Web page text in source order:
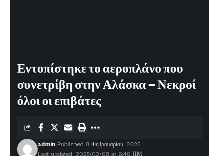
Εντοπίστηκε το αεροπλάνο που
συνετρίβη στην Αλάσκα – Νεκροί
όλοι οι επιβάτες
Last updated: 2025/02/08 at 6:40 ΠΜ
admin Published 8 Φεβρουαρίου, 2025